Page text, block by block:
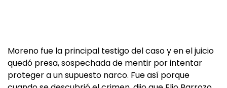
Moreno fue la principal testigo del caso y en el juicio
quedó presa, sospechada de mentir por intentar
proteger a un supuesto narco. Fue así porque